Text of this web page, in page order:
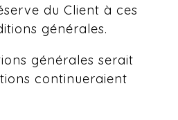
du Client à ces
générales.
générales serait
continueraient